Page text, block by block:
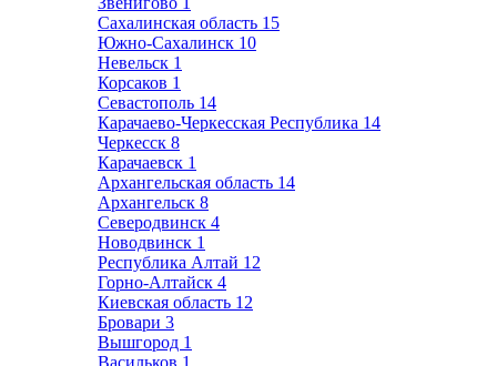
Сахалинская область 15
Южно-Сахалинск 10
Невельск 1
Корсаков 1
Севастополь 14
Карачаево-Черкесская Республика 14
Черкесск 8
Карачаевск 1
Архангельская область 14
Архангельск 8
Северодвинск 4
Новодвинск 1
Республика Алтай 12
Горно-Алтайск 4
Киевская область 12
Бровари 3
Вышгород 1
Васильков 1